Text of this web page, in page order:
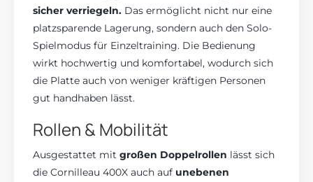
sicher verriegeln. Das ermöglicht nicht nur eine
platzsparende Lagerung, sondern auch den Solo-
Spielmodus für Einzeltraining. Die Bedienung
wirkt hochwertig und komfortabel, wodurch sich
die Platte auch von weniger kräftigen Personen
gut handhaben lässt.
Rollen & Mobilität
Ausgestattet mitgroßen Doppelrollen lässt sich
die Cornilleau 400X auch auf unebenen